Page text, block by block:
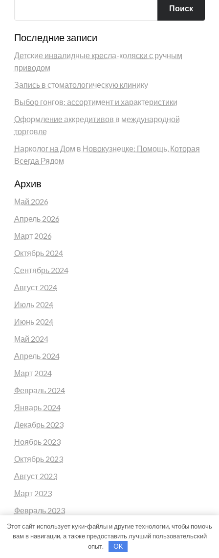
Поиск
Последние записи
Детские инвалидные кресла-коляски с ручным
приводом
Запись в стоматологическую клинику
Выбор гонгов: ассортимент и характеристики
Оформление аккредитивов в международной
торговле
Нарколог на Дом в Новокузнецке: Помощь, Которая
Всегда Рядом
Архив
Май 2026
Апрель 2026
Март 2026
Октябрь 2024
Сентябрь 2024
Август 2024
Июль 2024
Июнь 2024
Май 2024
Апрель 2024
Март 2024
Февраль 2024
Январь 2024
Декабрь 2023
Ноябрь 2023
Октябрь 2023
Август 2023
Март 2023
Февраль 2023
Январь 2023
Этот сайт использует куки-файлы и другие технологии, чтобы помочь
вам в навигации, а также предоставить лучший пользовательский
опыт.
OK